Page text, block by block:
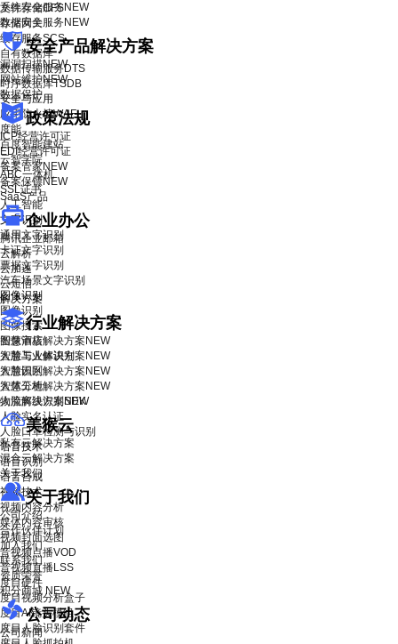
系统安全服务NEW
数据安全服务 NEW
安全产品解决方案
漏洞扫描NEW
网站维护NEW
数据保护
政策法规
ICP经营许可证
EDI经营许可证
备案管家NEW
备案保镖NEW
SaaS产品
企业办公
腾讯企业邮箱
云解析
云加速
云短信
解决方案
行业解决方案
智慧酒店解决方案 NEW
智慧工业解决方案 NEW
智慧园区解决方案 NEW
智慧工地解决方案 NEW
物流解决方案NEW
美猴云
私有云解决方案
混合云解决方案
关于我们
关于我们
公司介绍
合作伙伴计划
加入我们
联系我们
资质荣誉
积分商城 NEW
公司动态
公司新闻
文件存储CFS
存储网关
缓存服务SCS
自有数据库
数据传输服务DTS
时序数据库TSDB
安全与应用
应用防火墙WAF
度能
百度智能建站
云智学院
ABC一体机
SSL证书
人工智能
文字识别
通用文字识别
卡证文字识别
票据文字识别
汽车场景文字识别
图像识别
图像识别
图像搜索
图像审核
人脸与人体识别
人脸识别
人体分析
人脸离线识别SDK
人脸实名认证
人脸口罩检测与识别
语音技术
语音识别
语音合成
视频技术
视频内容分析
媒体内容审核
视频封面选图
音视频点播VOD
音视频直播LSS
度目硬件
度目视频分析盒子
度目AI镜头模组
度目人脸识别套件